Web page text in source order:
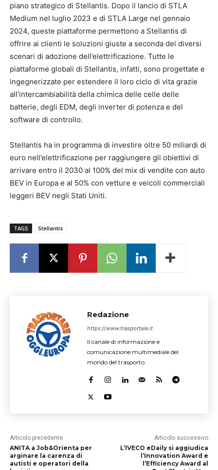
piano strategico di Stellantis. Dopo il lancio di STLA
Medium nel luglio 2023 e di STLA Large nel gennaio
2024, queste piattaforme permettono a Stellantis di
offrire ai clienti le soluzioni giuste a seconda dei diversi
scenari di adozione dell’elettrificazione. Tutte le
piattaforme globali di Stellantis, infatti, sono progettate e
ingegnerizzate per estendere il loro ciclo di vita grazie
all’intercambiabilità della chimica delle celle delle
batterie, degli EDM, degli inverter di potenza e del
software di controllo.
Stellantis ha in programma di investire oltre 50 miliardi di
euro nell’elettrificazione per raggiungere gli obiettivi di
arrivare entro il 2030 al 100% del mix di vendite con auto
BEV in Europa e al 50% con vetture e veicoli commerciali
leggeri BEV negli Stati Uniti.
TAGS Stellantis
Redazione
https://www.trasportale.it
Il canale di informazione e
comunicazione multimediale del
mondo del trasporto.
Articolo precedente
ANITA a Job&Orienta per
arginare la carenza di
autisti e operatori della
Articolo successivo
L’IVECO eDaily si aggiudica
l’Innovation Award e
l’Efficiency Award al